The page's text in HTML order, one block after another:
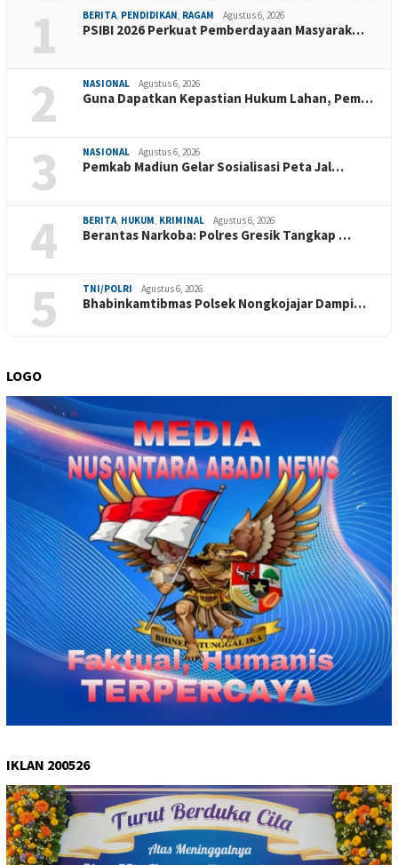
1 BERITA, PENDIDIKAN, RAGAM Agustus 6, 2026
PSIBI 2026 Perkuat Pemberdayaan Masyarak…
2 NASIONAL Agustus 6, 2026
Guna Dapatkan Kepastian Hukum Lahan, Pem…
3 NASIONAL Agustus 6, 2026
Pemkab Madiun Gelar Sosialisasi Peta Jal…
4 BERITA, HUKUM, KRIMINAL Agustus 6, 2026
Berantas Narkoba: Polres Gresik Tangkap …
5 TNI/POLRI Agustus 6, 2026
Bhabinkamtibmas Polsek Nongkojajar Dampi…
LOGO
IKLAN 200526